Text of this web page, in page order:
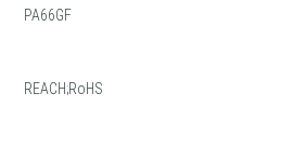
PA66GF
REACH;RoHS